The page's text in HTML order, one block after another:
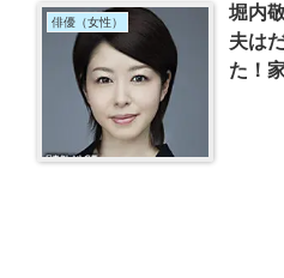
俳優（女性）
堀内
夫は
た！